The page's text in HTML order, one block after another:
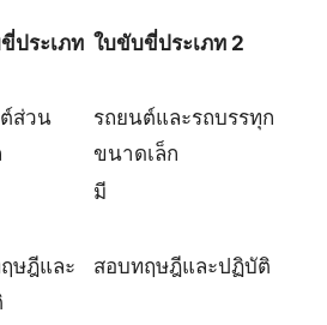
ประเภท ใบขับขี่ประเภท 2
ส่วน
รถยนต์และรถบรรทุก
ขนาดเล็ก
มี
ษฎีและ
สอบทฤษฎีและปฏิบัติ